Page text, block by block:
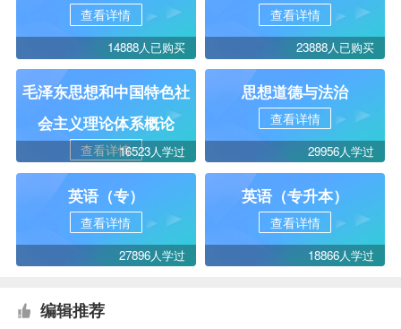
查看详情
14888人已购买
查看详情
23888人已购买
毛泽东思想和中国特色社
会主义理论体系概论
查看详情16523人学过
思想道德与法治
查看详情
29956人学过
英语（专）
查看详情
27896人学过
英语（专升本）
查看详情
18866人学过
编辑推荐